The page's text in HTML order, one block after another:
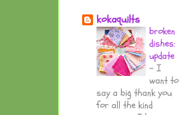
kokaquilts
broken
dishes:
update
- I
want to
say a big thank you
for all the kind